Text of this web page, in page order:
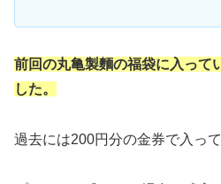
前回の丸亀製麵の福袋に入って
した。
過去には200円分の金券で入っ